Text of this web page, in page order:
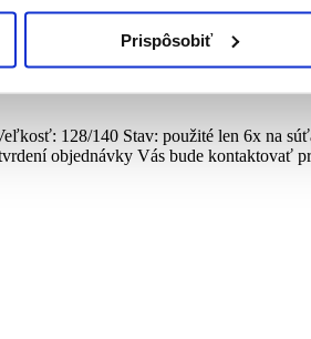
Prispôsobiť
128/140 Stav: použité len 6x na
objednávky Vás bude kontaktovať